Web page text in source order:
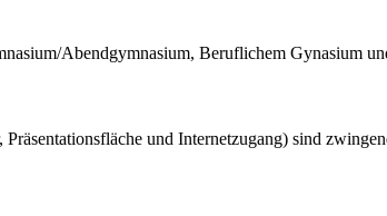
Abendgymnasium, Beruflichem Gynasium
und Internetzugang) sind